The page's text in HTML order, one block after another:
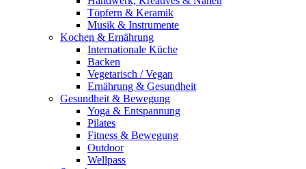
Töpfern & Keramik
Musik & Instrumente
Kochen & Ernährung
Internationale Küche
Backen
Vegetarisch / Vegan
Ernährung & Gesundheit
Gesundheit & Bewegung
Yoga & Entspannung
Pilates
Fitness & Bewegung
Outdoor
Wellpass